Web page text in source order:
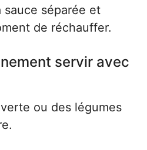
sauce séparée et
de réchauffer.
servir avec
ou des légumes